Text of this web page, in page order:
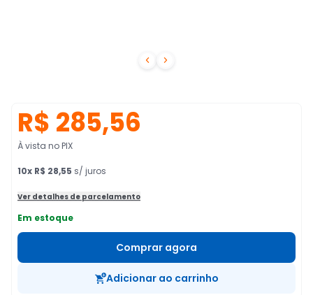
 
R$ 285,56
À vista no PIX
10x R$ 28,55 s/ juros
Ver detalhes de parcelamento
Em estoque
Comprar agora
Adicionar ao carrinho